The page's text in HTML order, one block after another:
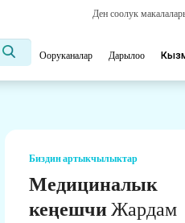
Ден соолук
Ооруканалар Дарылоо
Биздин артыкчылыктар
Медициналык
кеңешчиЖардам